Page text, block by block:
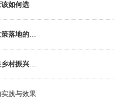
如何选
云南墙体广告公司制作的墙体标语——政策落地的“视觉催化剂
昆明墙体广告公司制作的墙体标语广告在乡村振兴政策宣传中的
践与效果